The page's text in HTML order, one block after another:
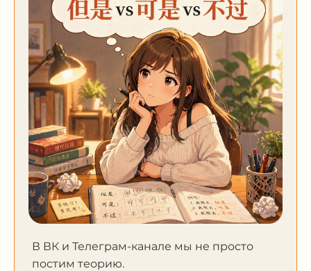
В ВК и Телеграм-канале мы не просто
постим теорию.